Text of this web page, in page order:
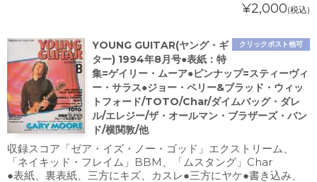
¥2,000(税込)
クリックポスト他可
YOUNG GUITAR(ヤング・ギ
ター) 1994年8月号●表紙：特
集=ゲイリー・ムーア●ピンナップ=スティーヴィ
ー・サラス●ジョー・ペリー&ブラッド・ウィッ
トフォード/TOTO/Char/ダイムバッグ・ダレ
ル/エレジー/ザ・オールマン・ブラザーズ・バン
ド/横関敦/他
収録スコア「ゼア・イズ・ノー・ゴッド」エクストリーム、
「ネイキッド・フレイム」BBM、「ムスタング」Char
●表紙、裏表紙、三方にキズ、カスレ●三方にヤケ●書き込み、